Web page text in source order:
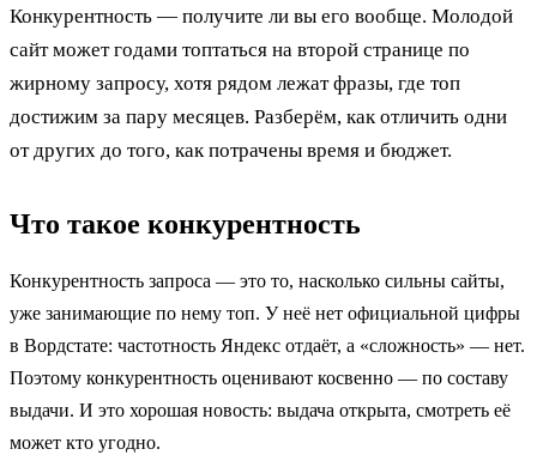
Конкурентность — получите ли вы его вообще. Молодой
сайт может годами топтаться на второй странице по
жирному запросу, хотя рядом лежат фразы, где топ
достижим за пару месяцев. Разберём, как отличить одни
от других до того, как потрачены время и бюджет.
Что такое конкурентность
Конкурентность запроса — это то, насколько сильны сайты,
уже занимающие по нему топ. У неё нет официальной цифры
в Вордстате: частотность Яндекс отдаёт, а «сложность» — нет.
Поэтому конкурентность оценивают косвенно — по составу
выдачи. И это хорошая новость: выдача открыта, смотреть её
может кто угодно.